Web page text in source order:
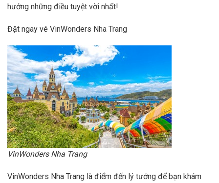
hưởng những điều tuyệt vời nhất!
Đặt ngay vé VinWonders Nha Trang
VinWonders Nha Trang
VinWonders Nha Trang là điểm đến lý tưởng để bạn khám